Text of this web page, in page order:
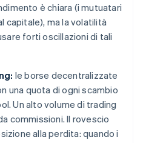
è chiara (i mutuatari
capitale), ma la volatilità
forti oscillazioni di tali
le borse decentralizzate
una quota di ogni scambio
Un alto volume di trading
commissioni. Il rovescio
alla perdita: quando i